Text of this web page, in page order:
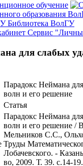
обучение
образования
Библиотека ВолГУ
Сервис
для слабых
Парадокс Неймана
волн и его решение
Статья
Парадокс Неймана
волн и его решение /
Мельников С.С.,
Труды
Лобачевского. -
во, 2009. Т. 39. с.14-